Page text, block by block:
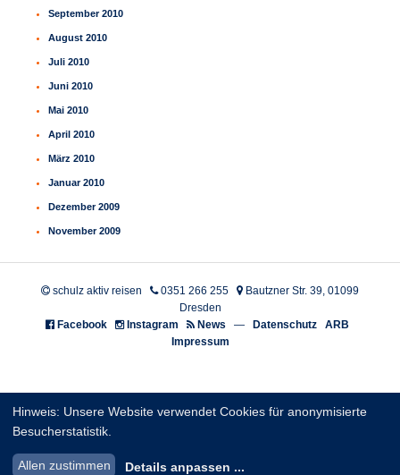
September 2010
August 2010
Juli 2010
Juni 2010
Mai 2010
April 2010
März 2010
Januar 2010
Dezember 2009
November 2009
schulz aktiv reisen 0351 266 255
Bautzner Str. 39, 01099
Dresden
Facebook
Instagram News — Datenschutz
ARB
Impressum
Hinweis: Unsere Website verwendet Cookies für anonymisierte
Besucherstatistik.
Allen zustimmen Details anpassen ...